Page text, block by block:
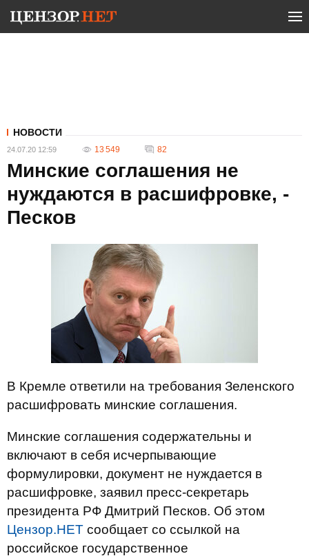
НОВОСТИ
24.07.20 12:59 13 549 82
Минские соглашения не
нуждаются в расшифровке, -
Песков
В Кремле ответили на требования Зеленского
расшифровать минские соглашения.
Минские соглашения содержательны и
включают в себя исчерпывающие
формулировки, документ не нуждается в
расшифровке, заявил пресс-секретарь
президента РФ Дмитрий Песков. Об этом
Цензор.НЕТ сообщает со ссылкой на
российское государственное